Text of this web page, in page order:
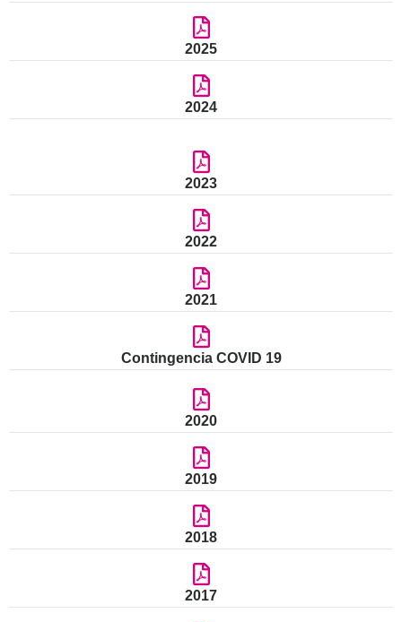
2025
2024
2023
2022
2021
Contingencia COVID 19
2020
2019
2018
2017